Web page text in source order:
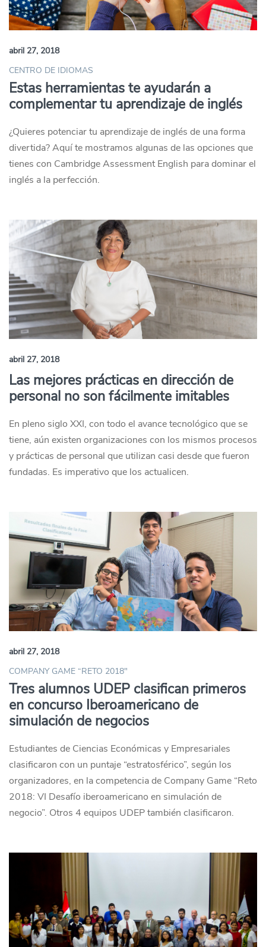
abril 27, 2018
CENTRO DE IDIOMAS
Estas herramientas te ayudarán a
complementar tu aprendizaje de inglés
¿Quieres potenciar tu aprendizaje de inglés de una forma
divertida? Aquí te mostramos algunas de las opciones que
tienes con Cambridge Assessment English para dominar el
inglés a la perfección.
abril 27, 2018
Las mejores prácticas en dirección de
personal no son fácilmente imitables
En pleno siglo XXI, con todo el avance tecnológico que se
tiene, aún existen organizaciones con los mismos procesos
y prácticas de personal que utilizan casi desde que fueron
fundadas. Es imperativo que los actualicen.
abril 27, 2018
COMPANY GAME “RETO 2018"
Tres alumnos UDEP clasifican primeros
en concurso Iberoamericano de
simulación de negocios
Estudiantes de Ciencias Económicas y Empresariales
clasificaron con un puntaje “estratosférico”, según los
organizadores, en la competencia de Company Game “Reto
2018: VI Desafío iberoamericano en simulación de
negocio”. Otros 4 equipos UDEP también clasificaron.